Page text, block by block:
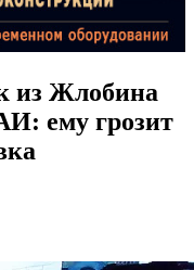
из Жлобина
ему грозит